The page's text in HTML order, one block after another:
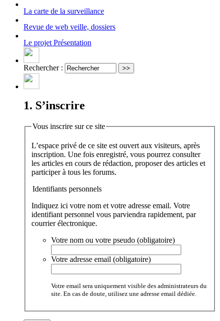
La carte de la surveillance
Revue de web veille, dossiers
Le projet Présentation
Rechercher :
1. S’inscrire
Vous inscrire sur ce site
L’espace privé de ce site est ouvert aux visiteurs, après
inscription. Une fois enregistré, vous pourrez consulter
les articles en cours de rédaction, proposer des articles et
participer à tous les forums.
Identifiants personnels
Indiquez ici votre nom et votre adresse email. Votre
identifiant personnel vous parviendra rapidement, par
courrier électronique.
Votre nom ou votre pseudo (obligatoire)
Votre adresse email (obligatoire)
Votre email sera uniquement visible des administrateurs du
site. En cas de doute, utilisez une adresse email dédiée.